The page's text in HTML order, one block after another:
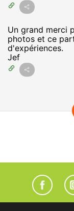
Un grand merci
photos et ce
d'expériences.
Jef